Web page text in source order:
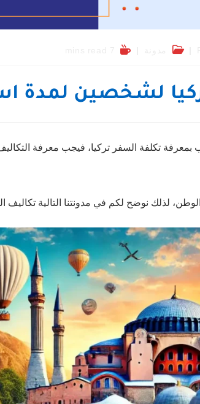
لشخصين لمدة
تكلفة السفر تركيا، فيجب معرفة
لذلك نوضح لكم في مدونتنا التالية تكاليف